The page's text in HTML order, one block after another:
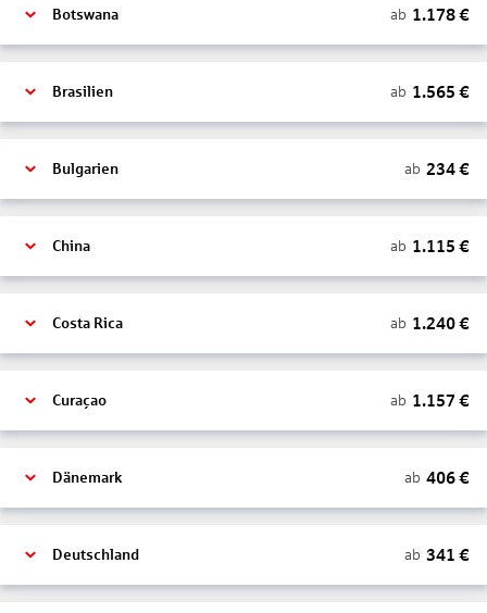
Botswana ab 1.178€
Brasilien ab 1.565 €
Bulgarien ab 234€
China ab 1.115 €
Costa Rica ab 1.240€
Curaçao ab 1.157 €
Dänemark ab 406€
Deutschland ab 341 €